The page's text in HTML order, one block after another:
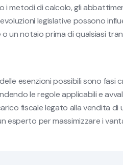
i metodi di calcolo, gli
legislative possono
un notaio prima di qualsiasi
esenzioni possibili sono fasi
le regole applicabili e
fiscale legato alla vendita di
esperto per massimizzare i